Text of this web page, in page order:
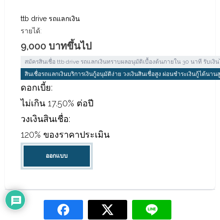
ttb drive รถแลกเงิน
รายได้:
9,000 บาทขึ้นไป
สมัครสินเชื่อ ttb drive รถแลกเงินทราบผลอนุมัติเบื้องต้นภายใน 30 นาที รับเงิ
สินเชื่อรถแลกเงินบริการเงินกู้อนุมัติง่าย วงเงินสินเชื่อสูง ผ่อนชำระเงินกู้ได้นาน
ดอกเบี้ย:
ไม่เกิน 17.50% ต่อปี
วงเงินสินเชื่อ:
120% ของราคาประเมิน
ออกแบบ